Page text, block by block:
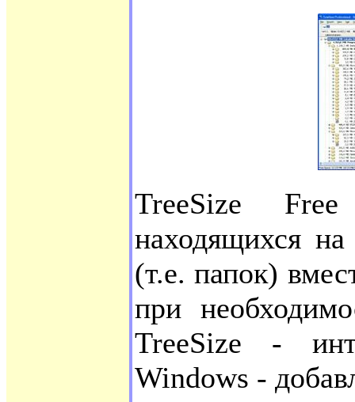
TreeSize
находящихся
(т.е. папок)
при
TreeSize -
Windows -